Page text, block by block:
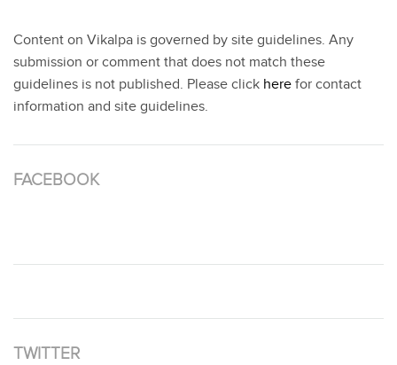
Content on Vikalpa is governed by site guidelines. Any
submission or comment that does not match these
guidelines is not published. Please click here for contact
information and site guidelines.
FACEBOOK
TWITTER